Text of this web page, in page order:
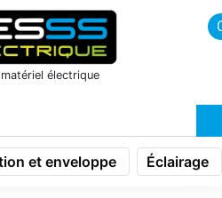
électrique
et enveloppe Éclairage